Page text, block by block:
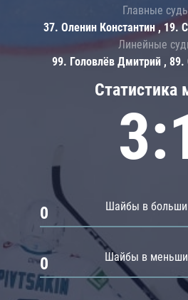
Статистика
Шайбы в
0
Шайбы в
0
Главные
37. Оленин Константин , 19.
Линейные
99. Головлёв Дмитрий ,